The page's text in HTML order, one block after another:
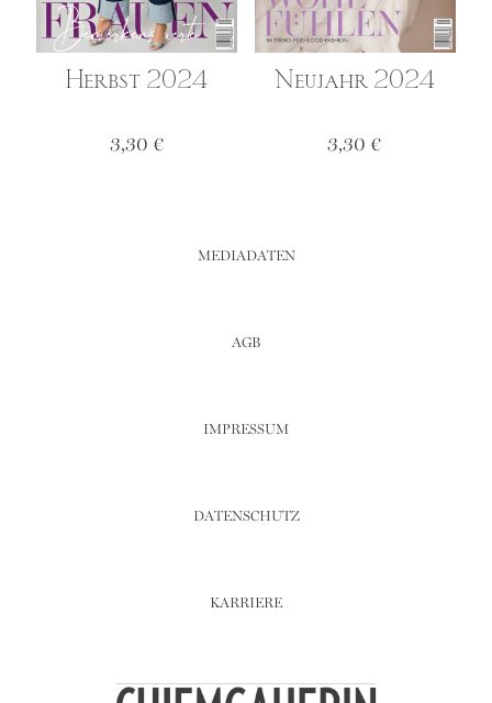
Herbst 2024
3,30 €
Neujahr 2024
3,30 €
MEDIADATEN
AGB
IMPRESSUM
DATENSCHUTZ
KARRIERE